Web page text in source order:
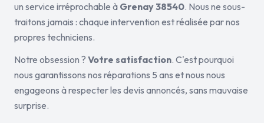
un service irréprochable à Grenay 38540. Nous ne sous-
traitons jamais : chaque intervention est réalisée par nos
propres techniciens.
Notre obsession ? Votre satisfaction. C'est pourquoi
nous garantissons nos réparations 5 ans et nous nous
engageons à respecter les devis annoncés, sans mauvaise
surprise.